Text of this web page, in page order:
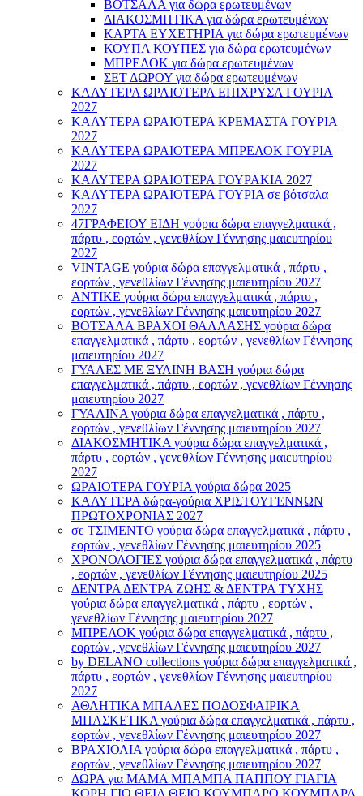
ΒΟΤΣΑΛΑ για δώρα ερωτευμένων
ΔΙΑΚΟΣΜΗΤΙΚΑ για δώρα ερωτευμένων
ΚΑΡΤΑ ΕΥΧΕΤΗΡΙΑ για δώρα ερωτευμένων
ΚΟΥΠΑ ΚΟΥΠΕΣ για δώρα ερωτευμένων
ΜΠΡΕΛΟΚ για δώρα ερωτευμένων
ΣΕΤ ΔΩΡΟΥ για δώρα ερωτευμένων
ΚΑΛΥΤΕΡΑ ΩΡΑΙΟΤΕΡΑ ΕΠΙΧΡΥΣΑ ΓΟΥΡΙΑ
2027
ΚΑΛΥΤΕΡΑ ΩΡΑΙΟΤΕΡΑ ΚΡΕΜΑΣΤΑ ΓΟΥΡΙΑ
2027
ΚΑΛΥΤΕΡΑ ΩΡΑΙΟΤΕΡΑ ΜΠΡΕΛΟΚ ΓΟΥΡΙΑ
2027
ΚΑΛΥΤΕΡΑ ΩΡΑΙΟΤΕΡΑ ΓΟΥΡΑΚΙΑ 2027
ΚΑΛΥΤΕΡΑ ΩΡΑΙΟΤΕΡΑ ΓΟΥΡΙΑ σε βότσαλα
2027
47ΓΡΑΦΕΙΟΥ ΕΙΔΗ γούρια δώρα επαγγελματικά ,
πάρτυ , εορτών , γενεθλίων Γέννησης μαιευτηρίου
2027
VINTAGE γούρια δώρα επαγγελματικά , πάρτυ ,
εορτών , γενεθλίων Γέννησης μαιευτηρίου 2027
ΑΝΤΙΚΕ γούρια δώρα επαγγελματικά , πάρτυ ,
εορτών , γενεθλίων Γέννησης μαιευτηρίου 2027
ΒΟΤΣΑΛΑ ΒΡΑΧΟΙ ΘΑΛΛΑΣΗΣ γούρια δώρα
επαγγελματικά , πάρτυ , εορτών , γενεθλίων Γέννησης
μαιευτηρίου 2027
ΓΥΑΛΕΣ ΜΕ ΞΥΛΙΝΗ ΒΑΣΗ γούρια δώρα
επαγγελματικά , πάρτυ , εορτών , γενεθλίων Γέννησης
μαιευτηρίου 2027
ΓΥΑΛΙΝΑ γούρια δώρα επαγγελματικά , πάρτυ ,
εορτών , γενεθλίων Γέννησης μαιευτηρίου 2027
ΔΙΑΚΟΣΜΗΤΙΚΑ γούρια δώρα επαγγελματικά ,
πάρτυ , εορτών , γενεθλίων Γέννησης μαιευτηρίου
2027
ΩΡΑΙΟΤΕΡΑ ΓΟΥΡΙΑ γούρια δώρα 2025
ΚΑΛΥΤΕΡΑ δώρα-γούρια ΧΡΙΣΤΟΥΓΕΝΝΩΝ
ΠΡΩΤΟΧΡΟΝΙΑΣ 2027
σε ΤΣΙΜΕΝΤΟ γούρια δώρα επαγγελματικά , πάρτυ ,
εορτών , γενεθλίων Γέννησης μαιευτηρίου 2025
ΧΡΟΝΟΛΟΓΙΕΣ γούρια δώρα επαγγελματικά , πάρτυ
, εορτών , γενεθλίων Γέννησης μαιευτηρίου 2025
ΔΕΝΤΡΑ ΔΕΝΤΡΑ ΖΩΗΣ & ΔΕΝΤΡΑ ΤΥΧΗΣ
γούρια δώρα επαγγελματικά , πάρτυ , εορτών ,
γενεθλίων Γέννησης μαιευτηρίου 2027
ΜΠΡΕΛΟΚ γούρια δώρα επαγγελματικά , πάρτυ ,
εορτών , γενεθλίων Γέννησης μαιευτηρίου 2027
by DELANO collections γούρια δώρα επαγγελματικά ,
πάρτυ , εορτών , γενεθλίων Γέννησης μαιευτηρίου
2027
ΑΘΛΗΤΙΚΑ ΜΠΑΛΕΣ ΠΟΔΟΣΦΑΙΡΙΚΑ
ΜΠΑΣΚΕΤΙΚΑ γούρια δώρα επαγγελματικά , πάρτυ ,
εορτών , γενεθλίων Γέννησης μαιευτηρίου 2027
ΒΡΑΧΙΟΛΙA γούρια δώρα επαγγελματικά , πάρτυ ,
εορτών , γενεθλίων Γέννησης μαιευτηρίου 2027
ΔΩΡΑ για ΜΑΜΑ ΜΠΑΜΠΑ ΠΑΠΠΟΥ ΓΙΑΓΙΑ
ΚΟΡΗ ΓΙΟ ΘΕΙΑ ΘΕΙΟ ΚΟΥΜΠΑΡΟ ΚΟΥΜΠΑΡΑ